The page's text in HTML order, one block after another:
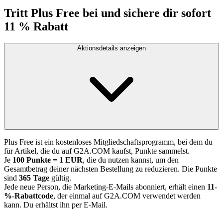
Tritt Plus Free bei und sichere dir sofort
11 % Rabatt
Aktionsdetails anzeigen
Plus Free ist ein kostenloses Mitgliedschaftsprogramm, bei dem du
für Artikel, die du auf G2A.COM kaufst, Punkte sammelst.
Je 100 Punkte = 1 EUR, die du nutzen kannst, um den
Gesamtbetrag deiner nächsten Bestellung zu reduzieren. Die Punkte
sind 365 Tage gültig.
Jede neue Person, die Marketing-E-Mails abonniert, erhält einen 11-
%-Rabattcode, der einmal auf G2A.COM verwendet werden
kann. Du erhältst ihn per E-Mail.